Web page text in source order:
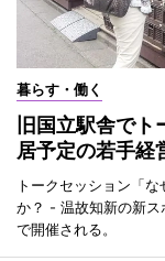
暮らす・働く
旧国立駅舎で
居予定の若手経
トークセッション「
か？ - 温故知新の新
で開催される。